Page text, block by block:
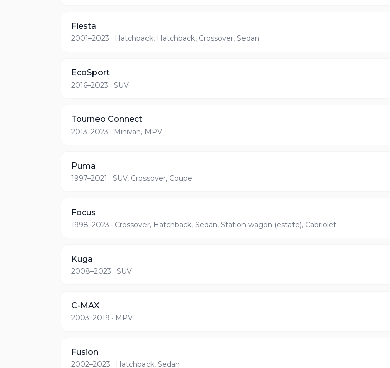
Fiesta
2001–2023 · Hatchback, Hatchback, Crossover, Sedan
EcoSport
2016–2023 · SUV
Tourneo Connect
2013–2023 · Minivan, MPV
Puma
1997–2021 · SUV, Crossover, Coupe
Focus
1998–2023 · Crossover, Hatchback, Sedan, Station wagon (estate), Cabriolet
Kuga
2008–2023 · SUV
C-MAX
2003–2019 · MPV
Fusion
2002–2023 · Hatchback, Sedan